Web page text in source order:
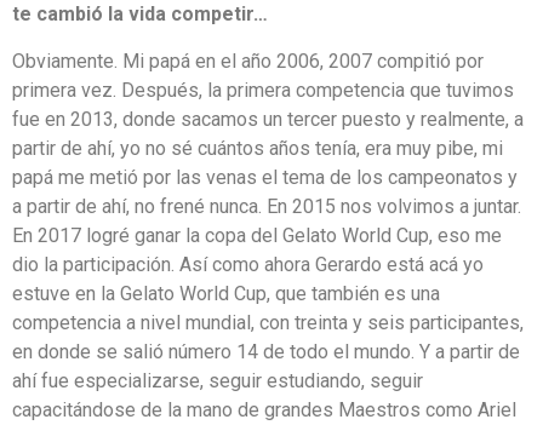
te cambió la vida competir…
Obviamente. Mi papá en el año 2006, 2007 compitió por
primera vez. Después, la primera competencia que tuvimos
fue en 2013, donde sacamos un tercer puesto y realmente, a
partir de ahí, yo no sé cuántos años tenía, era muy pibe, mi
papá me metió por las venas el tema de los campeonatos y
a partir de ahí, no frené nunca. En 2015 nos volvimos a juntar.
En 2017 logré ganar la copa del Gelato World Cup, eso me
dio la participación. Así como ahora Gerardo está acá yo
estuve en la Gelato World Cup, que también es una
competencia a nivel mundial, con treinta y seis participantes,
en donde se salió número 14 de todo el mundo. Y a partir de
ahí fue especializarse, seguir estudiando, seguir
capacitándose de la mano de grandes Maestros como Ariel